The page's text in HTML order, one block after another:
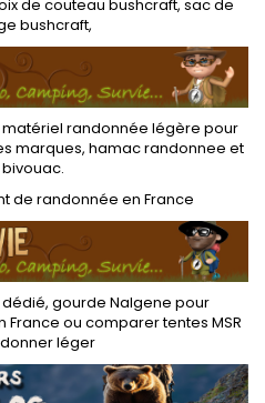
de couteau bushcraft, sac de
bushcraft,
randonnée légère pour
marques, hamac randonnee et
.
de randonnée en France
dédié, gourde Nalgene pour
France ou comparer tentes MSR
léger